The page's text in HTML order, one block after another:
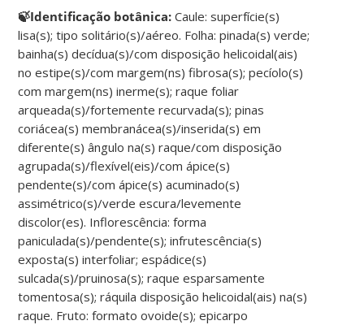
🍃Identificação botânica:Caule: superfície(s)
lisa(s); tipo solitário(s)/aéreo. Folha: pinada(s) verde;
bainha(s) decídua(s)/com disposição helicoidal(ais)
no estipe(s)/com margem(ns) fibrosa(s); pecíolo(s)
com margem(ns) inerme(s); raque foliar
arqueada(s)/fortemente recurvada(s); pinas
coriácea(s) membranácea(s)/inserida(s) em
diferente(s) ângulo na(s) raque/com disposição
agrupada(s)/flexível(eis)/com ápice(s)
pendente(s)/com ápice(s) acuminado(s)
assimétrico(s)/verde escura/levemente
discolor(es). Inflorescência: forma
paniculada(s)/pendente(s); infrutescência(s)
exposta(s) interfoliar; espádice(s)
sulcada(s)/pruinosa(s); raque esparsamente
tomentosa(s); ráquila disposição helicoidal(ais) na(s)
raque. Fruto: formato ovoide(s); epicarpo